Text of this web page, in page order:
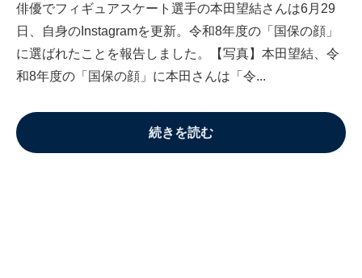
俳優でフィギュアスケート選手の本田望結さんは6月29
日、自身のInstagramを更新。令和8年度の「国保の顔」
に選ばれたことを報告しました。【写真】本田望結、令
和8年度の「国保の顔」に本田さんは「令...
続きを読む